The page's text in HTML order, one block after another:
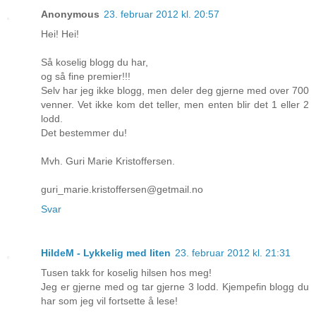
Anonymous 23. februar 2012 kl. 20:57
Hei! Hei!
Så koselig blogg du har,
og så fine premier!!!
Selv har jeg ikke blogg, men deler deg gjerne med over 700
venner. Vet ikke kom det teller, men enten blir det 1 eller 2
lodd.
Det bestemmer du!
Mvh. Guri Marie Kristoffersen.
guri_marie.kristoffersen@getmail.no
Svar
HildeM - Lykkelig med liten 23. februar 2012 kl. 21:31
Tusen takk for koselig hilsen hos meg!
Jeg er gjerne med og tar gjerne 3 lodd. Kjempefin blogg du
har som jeg vil fortsette å lese!